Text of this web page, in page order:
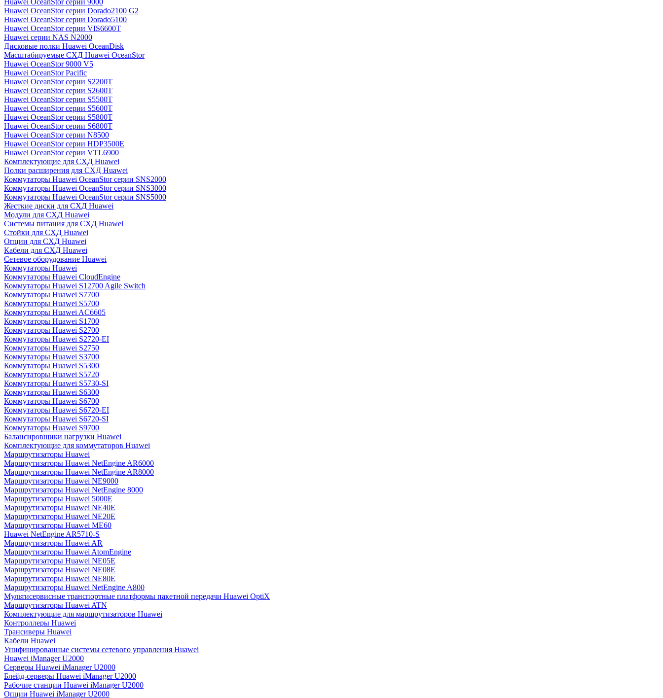
Huawei OceanStor серии 9000
Huawei OceanStor серии Dorado2100 G2
Huawei OceanStor серии Dorado5100
Huawei OceanStor серии VIS6600T
Huawei серии NAS N2000
Дисковые полки Huawei OceanDisk
Масштабируемые СХД Huawei OceanStor
Huawei OceanStor 9000 V5
Huawei OceanStor Pacific
Huawei OceanStor серии S2200T
Huawei OceanStor серии S2600T
Huawei OceanStor серии S5500T
Huawei OceanStor серии S5600T
Huawei OceanStor серии S5800T
Huawei OceanStor серии S6800T
Huawei OceanStor серии N8500
Huawei OceanStor серии HDP3500E
Huawei OceanStor серии VTL6900
Комплектующие для СХД Huawei
Полки расширения для СХД Huawei
Коммутаторы Huawei OceanStor серии SNS2000
Коммутаторы Huawei OceanStor серии SNS3000
Коммутаторы Huawei OceanStor серии SNS5000
Жесткие диски для СХД Huawei
Модули для СХД Huawei
Системы питания для СХД Huawei
Стойки для СХД Huawei
Опции для СХД Huawei
Кабели для СХД Huawei
Сетевое оборудование Huawei
Коммутаторы Huawei
Коммутаторы Huawei CloudEngine
Коммутаторы Huawei S12700 Agile Switch
Коммутаторы Huawei S7700
Коммутаторы Huawei S5700
Коммутаторы Huawei AC6605
Коммутаторы Huawei S1700
Коммутаторы Huawei S2700
Коммутаторы Huawei S2720-EI
Коммутаторы Huawei S2750
Коммутаторы Huawei S3700
Коммутаторы Huawei S5300
Коммутаторы Huawei S5720
Коммутаторы Huawei S5730-SI
Коммутаторы Huawei S6300
Коммутаторы Huawei S6700
Коммутаторы Huawei S6720-EI
Коммутаторы Huawei S6720-SI
Коммутаторы Huawei S9700
Балансировщики нагрузки Huawei
Комплектующие для коммутаторов Huawei
Маршрутизаторы Huawei
Маршрутизаторы Huawei NetEngine AR6000
Маршрутизаторы Huawei NetEngine AR8000
Маршрутизаторы Huawei NE9000
Маршрутизаторы Huawei NetEngine 8000
Маршрутизаторы Huawei 5000E
Маршрутизаторы Huawei NE40E
Маршрутизаторы Huawei NE20E
Маршрутизаторы Huawei ME60
Huawei NetEngine AR5710-S
Маршрутизаторы Huawei AR
Маршрутизаторы Huawei AtomEngine
Маршрутизаторы Huawei NE05E
Маршрутизаторы Huawei NE08E
Маршрутизаторы Huawei NE80E
Маршрутизаторы Huawei NetEngine A800
Мультисервисные транспортные платформы пакетной передачи Huawei OptiX
Маршрутизаторы Huawei ATN
Комплектующие для маршрутизаторов Huawei
Контроллеры Huawei
Трансиверы Huawei
Кабели Huawei
Унифицированные системы сетевого управления Huawei
Huawei iManager U2000
Серверы Huawei iManager U2000
Блейд-серверы Huawei iManager U2000
Рабочие станции Huawei iManager U2000
Опции Huawei iManager U2000